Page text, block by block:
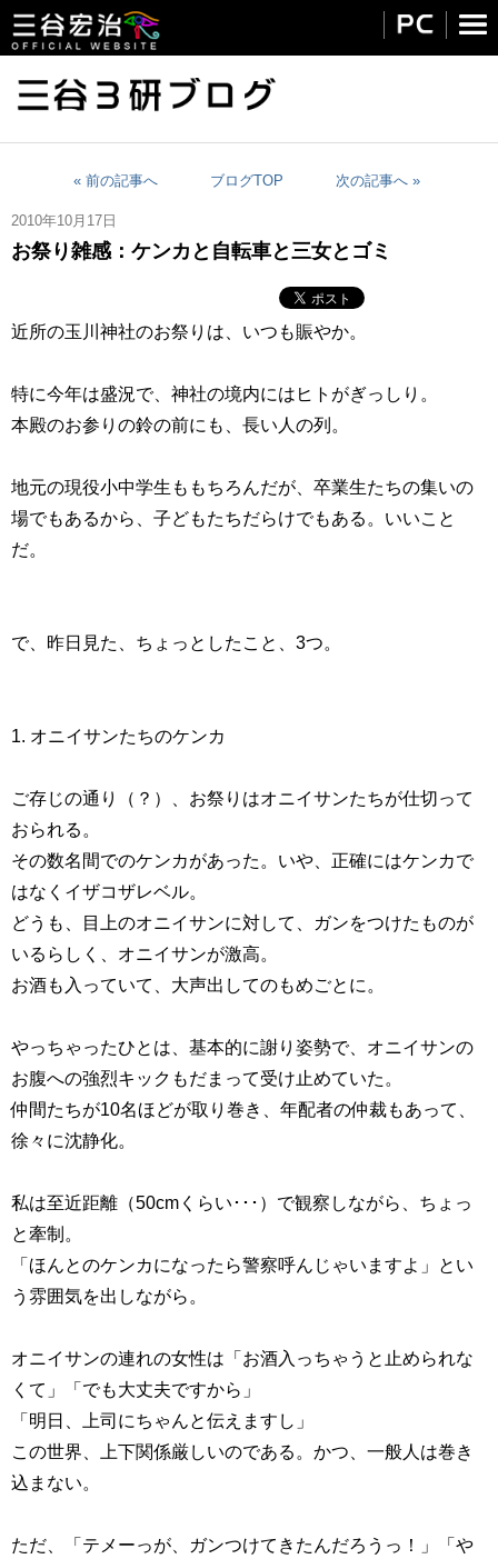
« 前の記事へ ブログTOP 次の記事へ »
2010年10月17日
お祭り雑感：ケンカと自転車と三女とゴミ
近所の玉川神社のお祭りは、いつも賑やか。
特に今年は盛況で、神社の境内にはヒトがぎっしり。
本殿のお参りの鈴の前にも、長い人の列。
地元の現役小中学生ももちろんだが、卒業生たちの集いの
場でもあるから、子どもたちだらけでもある。いいこと
だ。
で、昨日見た、ちょっとしたこと、3つ。
1. オニイサンたちのケンカ
ご存じの通り（？）、お祭りはオニイサンたちが仕切って
おられる。
その数名間でのケンカがあった。いや、正確にはケンカで
はなくイザコザレベル。
どうも、目上のオニイサンに対して、ガンをつけたものが
いるらしく、オニイサンが激高。
お酒も入っていて、大声出してのもめごとに。
やっちゃったひとは、基本的に謝り姿勢で、オニイサンの
お腹への強烈キックもだまって受け止めていた。
仲間たちが10名ほどが取り巻き、年配者の仲裁もあって、
徐々に沈静化。
私は至近距離（50cmくらい･･･）で観察しながら、ちょっ
と牽制。
「ほんとのケンカになったら警察呼んじゃいますよ」とい
う雰囲気を出しながら。
オニイサンの連れの女性は「お酒入っちゃうと止められな
くて」「でも大丈夫ですから」
「明日、上司にちゃんと伝えますし」
この世界、上下関係厳しいのである。かつ、一般人は巻き
込まない。
ただ、「テメーっが、ガンつけてきたんだろうっ！」「や